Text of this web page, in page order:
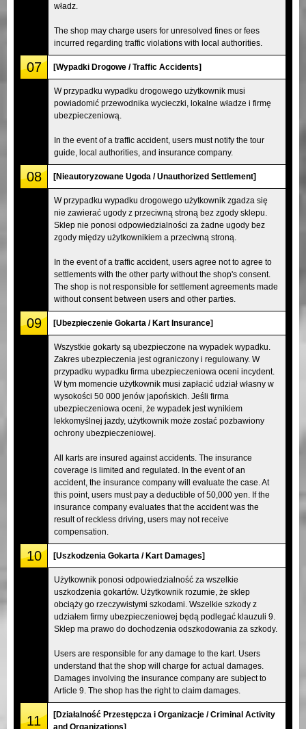
władz.
The shop may charge users for unresolved fines or fees
incurred regarding traffic violations with local authorities.
07 [Wypadki Drogowe / Traffic Accidents]
W przypadku wypadku drogowego użytkownik musi
powiadomić przewodnika wycieczki, lokalne władze i firmę
ubezpieczeniową.
In the event of a traffic accident, users must notify the tour
guide, local authorities, and insurance company.
08 [Nieautoryzowane Ugoda / Unauthorized Settlement]
W przypadku wypadku drogowego użytkownik zgadza się
nie zawierać ugody z przeciwną stroną bez zgody sklepu.
Sklep nie ponosi odpowiedzialności za żadne ugody bez
zgody między użytkownikiem a przeciwną stroną.
In the event of a traffic accident, users agree not to agree to
settlements with the other party without the shop's consent.
The shop is not responsible for settlement agreements made
without consent between users and other parties.
09 [Ubezpieczenie Gokarta / Kart Insurance]
Wszystkie gokarty są ubezpieczone na wypadek wypadku.
Zakres ubezpieczenia jest ograniczony i regulowany. W
przypadku wypadku firma ubezpieczeniowa oceni incydent.
W tym momencie użytkownik musi zapłacić udział własny w
wysokości 50 000 jenów japońskich. Jeśli firma
ubezpieczeniowa oceni, że wypadek jest wynikiem
lekkomyślnej jazdy, użytkownik może zostać pozbawiony
ochrony ubezpieczeniowej.
All karts are insured against accidents. The insurance
coverage is limited and regulated. In the event of an
accident, the insurance company will evaluate the case. At
this point, users must pay a deductible of 50,000 yen. If the
insurance company evaluates that the accident was the
result of reckless driving, users may not receive
compensation.
10 [Uszkodzenia Gokarta / Kart Damages]
Użytkownik ponosi odpowiedzialność za wszelkie
uszkodzenia gokartów. Użytkownik rozumie, że sklep
obciąży go rzeczywistymi szkodami. Wszelkie szkody z
udziałem firmy ubezpieczeniowej będą podlegać klauzuli 9.
Sklep ma prawo do dochodzenia odszkodowania za szkody.
Users are responsible for any damage to the kart. Users
understand that the shop will charge for actual damages.
Damages involving the insurance company are subject to
Article 9. The shop has the right to claim damages.
11
[Działalność Przestępcza i Organizacje / Criminal Activity
and Organizations]